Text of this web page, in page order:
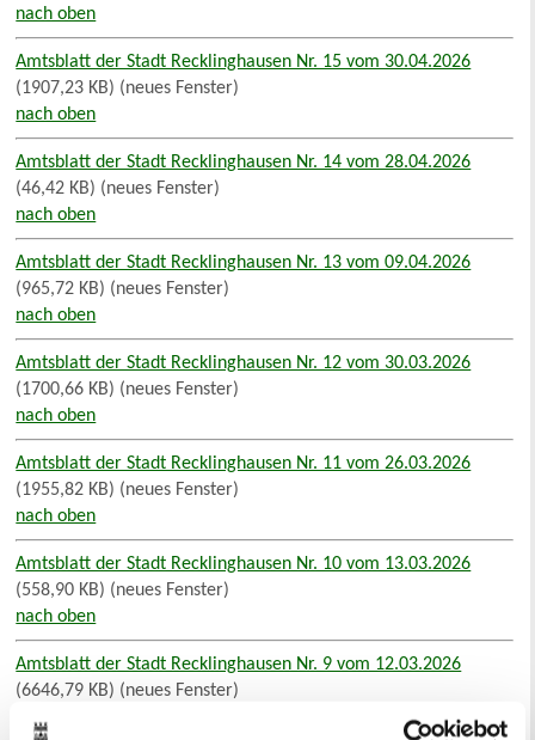
nach oben
Amtsblatt der Stadt Recklinghausen Nr. 15 vom 30.04.2026
(1907,23 KB) (neues Fenster)
nach oben
Amtsblatt der Stadt Recklinghausen Nr. 14 vom 28.04.2026
(46,42 KB) (neues Fenster)
nach oben
Amtsblatt der Stadt Recklinghausen Nr. 13 vom 09.04.2026
(965,72 KB) (neues Fenster)
nach oben
Amtsblatt der Stadt Recklinghausen Nr. 12 vom 30.03.2026
(1700,66 KB) (neues Fenster)
nach oben
Amtsblatt der Stadt Recklinghausen Nr. 11 vom 26.03.2026
(1955,82 KB) (neues Fenster)
nach oben
Amtsblatt der Stadt Recklinghausen Nr. 10 vom 13.03.2026
(558,90 KB) (neues Fenster)
nach oben
Amtsblatt der Stadt Recklinghausen Nr. 9 vom 12.03.2026
(6646,79 KB) (neues Fenster)
nach oben